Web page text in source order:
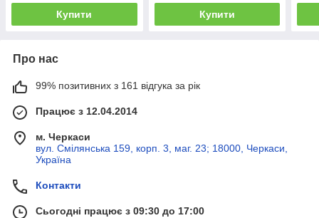
Купити Купити
Про нас
99% позитивних з 161 відгука за рік
Працює з 12.04.2014
м. Черкаси
вул. Смілянська 159, корп. 3, маг. 23; 18000, Черкаси,
Україна
Контакти
Сьогодні працює з 09:30 до 17:00